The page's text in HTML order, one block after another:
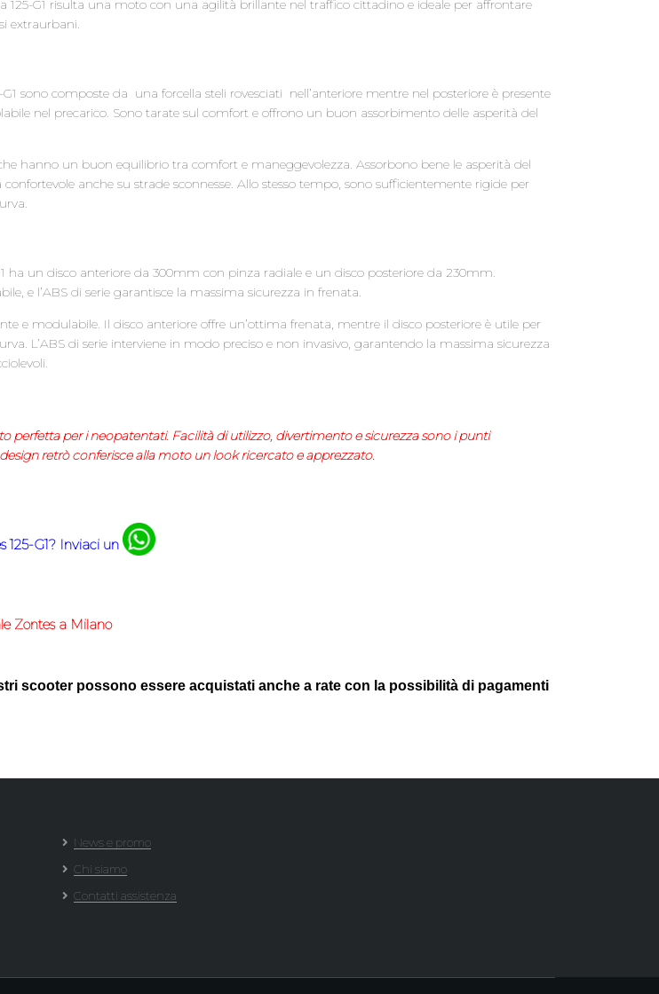
125-G1 risulta una moto con una agilità brillante nel traffico cittadino e ideale per affrontare
extraurbani.
G1 sono composte da una forcella steli rovesciati nell’anteriore mentre nel posteriore è presente
nel precarico. Sono tarate sul comfort e offrono un buon assorbimento delle asperità del
hanno un buon equilibrio tra comfort e maneggevolezza. Assorbono bene le asperità del
anche su strade sconnesse. Allo stesso tempo, sono sufficientemente rigide per
ha un disco anteriore da 300mm con pinza radiale e un disco posteriore da 230mm.
e l’ABS di serie garantisce la massima sicurezza in frenata.
e modulabile. Il disco anteriore offre un’ottima frenata, mentre il disco posteriore è utile per
L’ABS di serie interviene in modo preciso e non invasivo, garantendo la massima sicurezza
perfetta per i neopatentati. Facilità di utilizzo, divertimento e sicurezza sono i punti
retrò conferisce alla moto un look ricercato e apprezzato.
125-G1? Inviaci un
Zontes a Milano
scooter possono essere acquistati anche a rate con la possibilità di pagamenti
News e promo
Chi siamo
Contatti assistenza